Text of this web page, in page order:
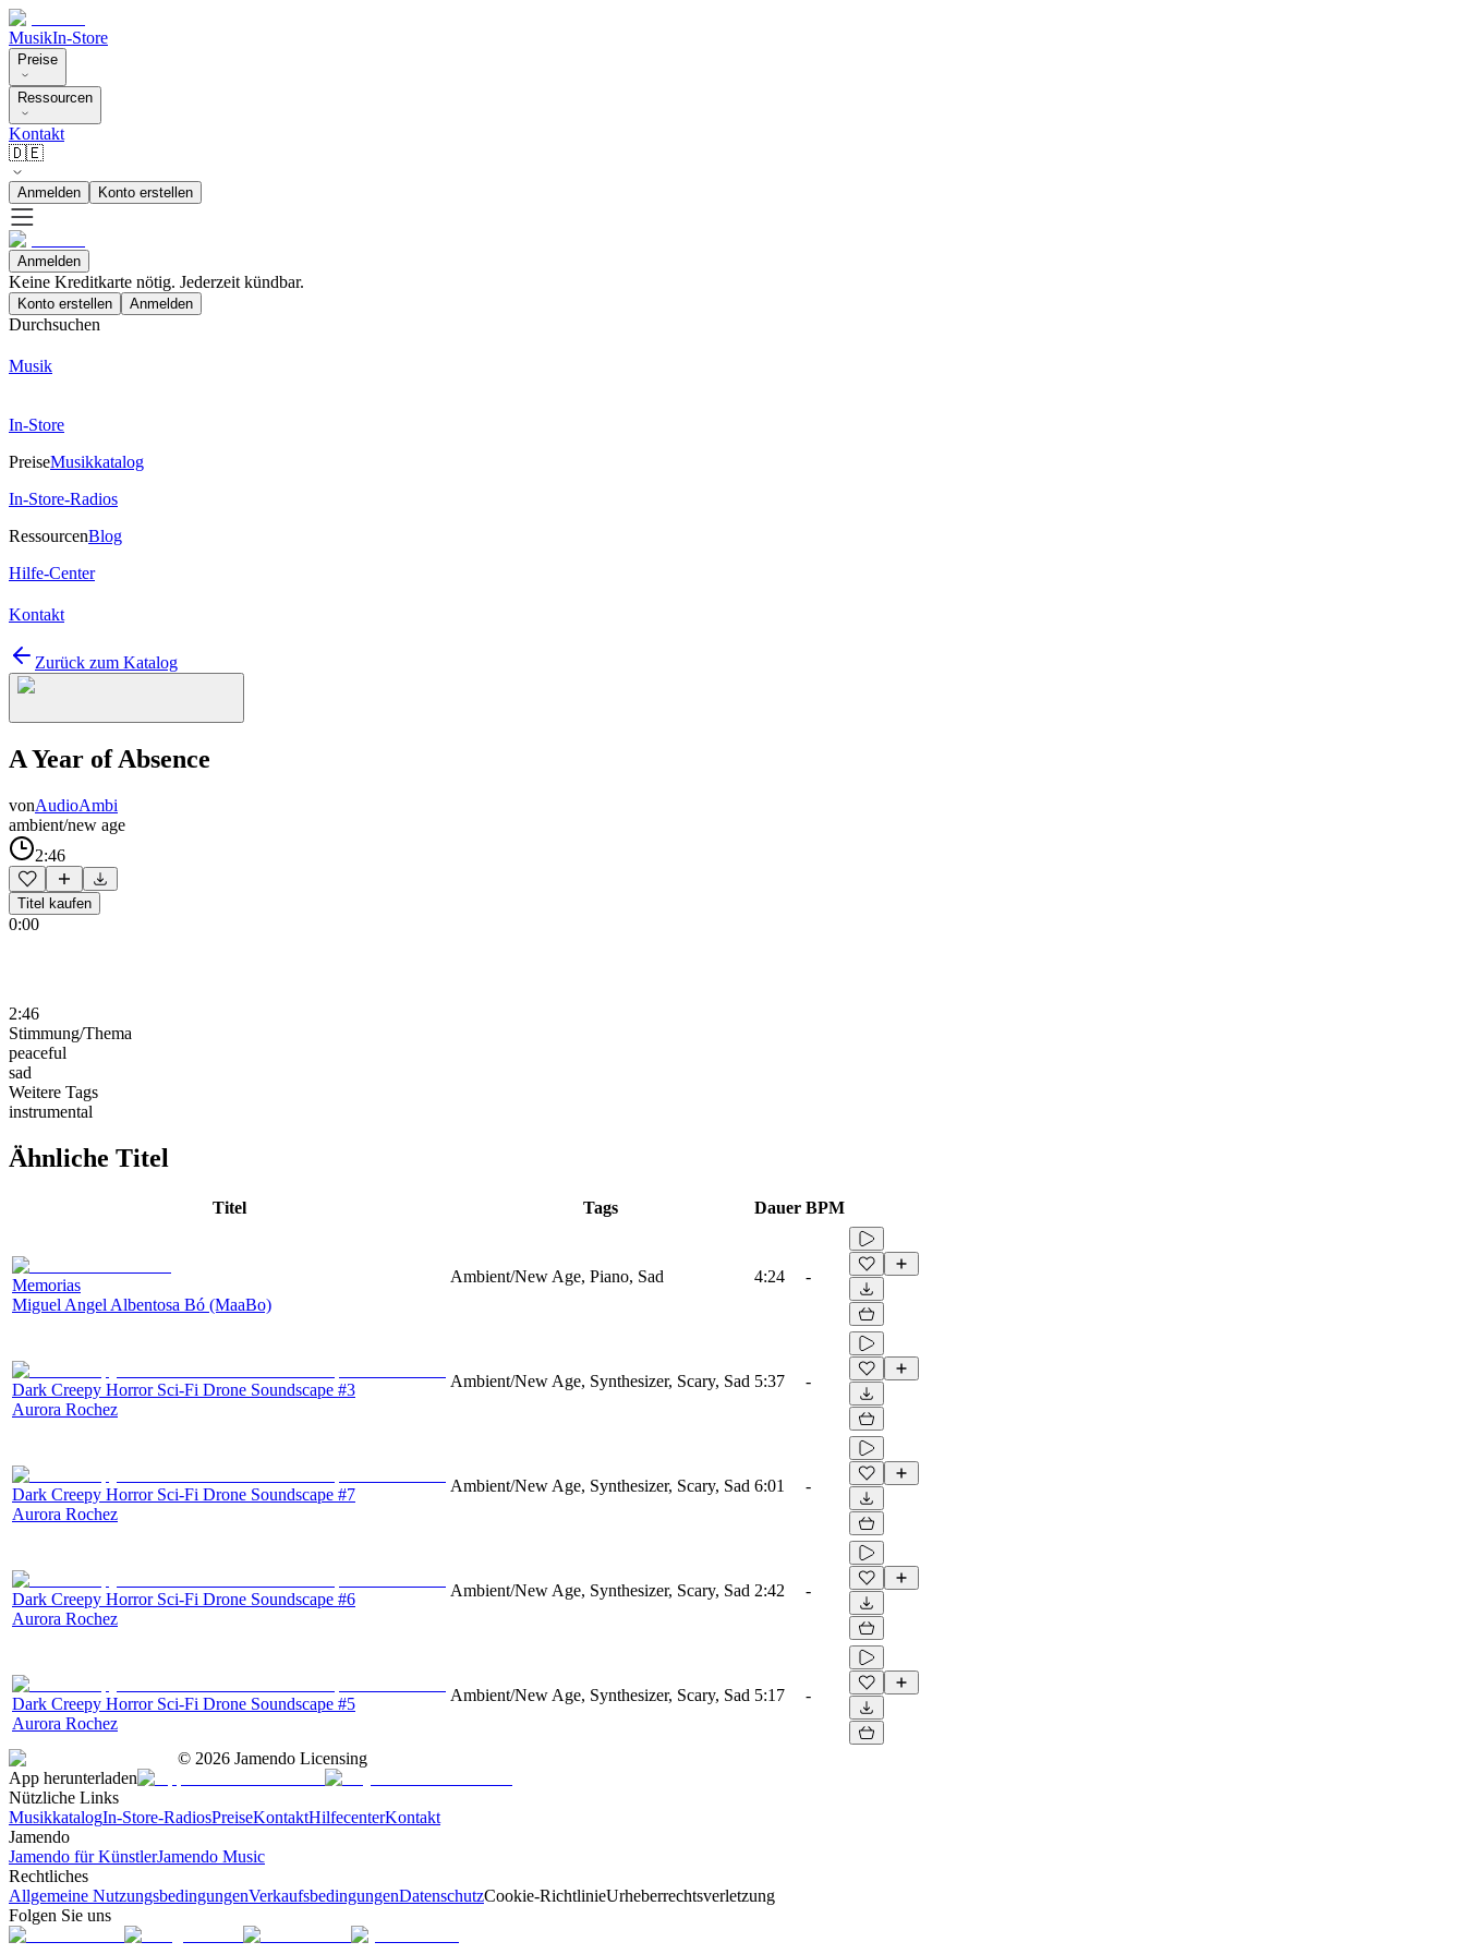
MusikIn-Store
Preise
Ressourcen
Kontakt
🇩🇪
Anmelden Konto erstellen
Anmelden
Keine Kreditkarte nötig. Jederzeit kündbar.
Konto erstellen Anmelden
Durchsuchen
Musik
In-Store
PreiseMusikkatalog
In-Store-Radios
RessourcenBlog
Hilfe-Center
Kontakt
Zurück zum Katalog
A Year of Absence
vonAudioAmbi
ambient/new age
2:46
Titel kaufen
0:00
2:46
Stimmung/Thema
peaceful
sad
Weitere Tags
instrumental
Ähnliche Titel
Titel Tags Dauer BPM
Memorias
Miguel Angel Albentosa Bó (MaaBo)
Ambient/New Age, Piano, Sad 4:24 -
Dark Creepy Horror Sci-Fi Drone Soundscape #3
Aurora Rochez
Ambient/New Age, Synthesizer, Scary, Sad 5:37 -
Dark Creepy Horror Sci-Fi Drone Soundscape #7
Aurora Rochez
Ambient/New Age, Synthesizer, Scary, Sad 6:01 -
Dark Creepy Horror Sci-Fi Drone Soundscape #6
Aurora Rochez
Ambient/New Age, Synthesizer, Scary, Sad 2:42 -
Dark Creepy Horror Sci-Fi Drone Soundscape #5
Aurora Rochez
Ambient/New Age, Synthesizer, Scary, Sad 5:17 -
© 2026 Jamendo Licensing
App herunterladen
Nützliche Links
MusikkatalogIn-Store-RadiosPreiseKontaktHilfecenterKontakt
Jamendo
Jamendo für KünstlerJamendo Music
Rechtliches
Allgemeine NutzungsbedingungenVerkaufsbedingungenDatenschutzCookie-RichtlinieUrheberrechtsverletzung
Folgen Sie uns